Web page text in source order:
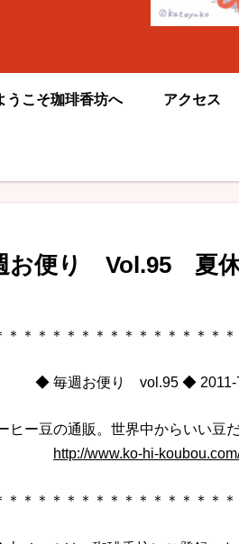
うこそ珈琲香坊へ アクセス
お便り Vol.95 夏休
＊＊＊＊＊＊＊＊＊＊＊＊＊＊＊
週お便り vol.95 ◆ 2011-
ー豆の通販。世界中からいい豆だ
http://www.ko-hi-
＊＊＊＊＊＊＊＊＊＊＊＊＊＊＊